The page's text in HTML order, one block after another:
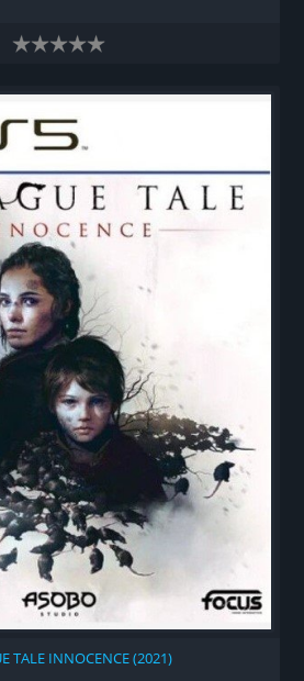
TALE INNOCENCE (2021)